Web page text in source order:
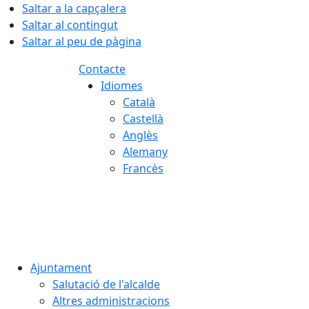
Saltar a la capçalera
Saltar al contingut
Saltar al peu de pàgina
Contacte
Idiomes
Català
Castellà
Anglès
Alemany
Francès
Ajuntament
Salutació de l'alcalde
Altres administracions